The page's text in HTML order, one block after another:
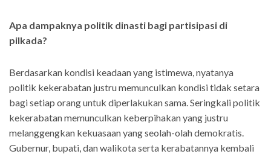
Apa dampaknya politik dinasti bagi partisipasi di
pilkada?
Berdasarkan kondisi keadaan yang istimewa, nyatanya
politik kekerabatan justru memunculkan kondisi tidak setara
bagi setiap orang untuk diperlakukan sama. Seringkali politik
kekerabatan memunculkan keberpihakan yang justru
melanggengkan kekuasaan yang seolah-olah demokratis.
Gubernur, bupati, dan walikota serta kerabatannya kembali